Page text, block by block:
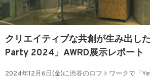
クリエイティブな共創が生み出し
Party 2024」AWRD展示レポート
2024年12月6日(金)に渋谷のロフトワークで「